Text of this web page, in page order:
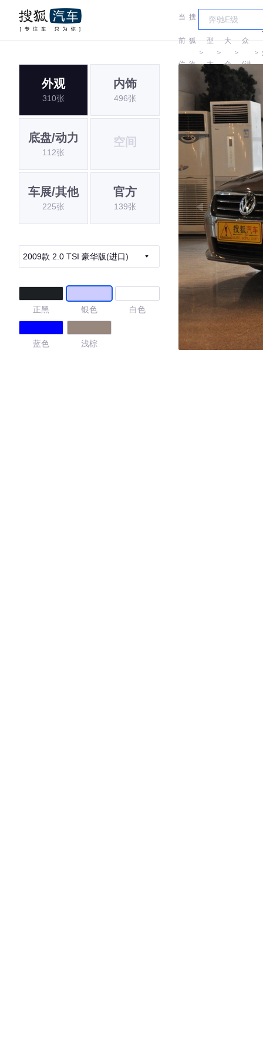
当
前
位
搜
狐
汽
＞
车
型
大
全
＞
大
众
＞
众
(进
口)
＞
外观
310张
内饰
496张
底盘/动力
112张
空间
车展/其他
225张
官方
139张
2009款 2.0 TSI 豪华版(进口)
正黑 银色 白色
蓝色 浅棕